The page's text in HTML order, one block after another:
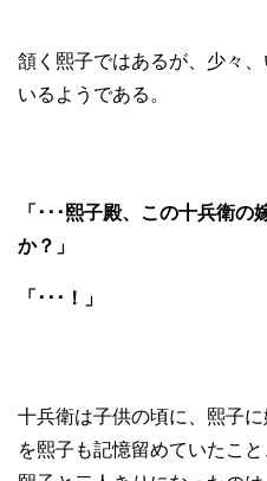
頷く熙子ではあるが、少々
いるようである。
「･･･熙子殿、この十兵衛
か？」
「･･･！」
十兵衛は子供の頃に、熙子
を熙子も記憶留めていたこ